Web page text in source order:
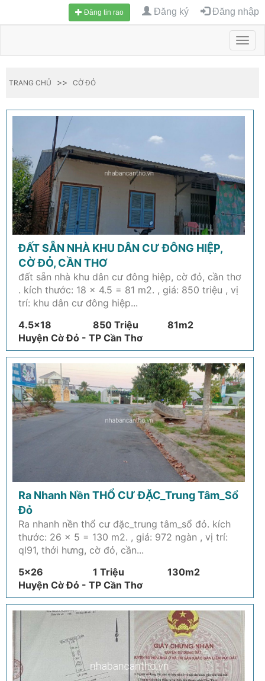
Đăng tin rao Đăng ký Đăng nhập
TRANG CHỦ >> CỜ ĐỎ
ĐẤT SẴN NHÀ KHU DÂN CƯ ĐÔNG HIỆP,
CỜ ĐỎ, CẦN THƠ
đất sẵn nhà khu dân cư đông hiệp, cờ đỏ, cần thơ
. kích thước: 18 x 4.5 = 81 m2. , giá: 850 triệu , vị
trí: khu dân cư đông hiệp...
4.5x18
850 Triệu
81m2
Huyện Cờ Đỏ - TP Cần Thơ
Ra Nhanh Nền THỔ CƯ ĐẶC_Trung Tâm_Sổ
Đỏ
Ra nhanh nền thổ cư đặc_trung tâm_sổ đỏ. kích
thước: 26 x 5 = 130 m2. , giá: 972 ngàn , vị trí:
ql91, thới hưng, cờ đỏ, cần...
5x26
1 Triệu
130m2
Huyện Cờ Đỏ - TP Cần Thơ